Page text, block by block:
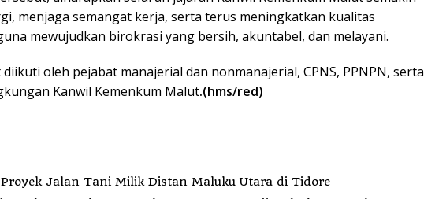
menjaga semangat kerja, serta terus meningkatkan kualitas
mewujudkan birokrasi yang bersih, akuntabel, dan melayani.
oleh pejabat manajerial dan nonmanajerial, CPNS, PPNPN, serta
Kanwil Kemenkum Malut.(hms/red)
Jalan Tani Milik Distan Maluku Utara di Tidore